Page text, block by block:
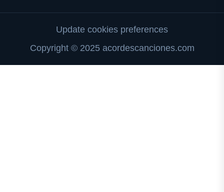
Update cookies preferences
Copyright © 2025 acordescanciones.com